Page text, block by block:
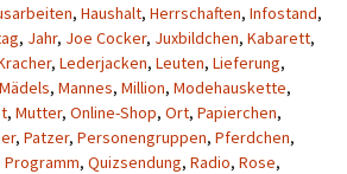
, Haushalt, Herrschaften, Infostand,
, Jahr, Joe Cocker, Juxbildchen, Kabarett,
, Lederjacken, Leuten, Lieferung,
Mädels, Mannes, Million, Modehauskette,
, Mutter, Online-Shop, Ort, Papierchen,
, Patzer, Personengruppen, Pferdchen,
Programm, Quizsendung, Radio, Rose,